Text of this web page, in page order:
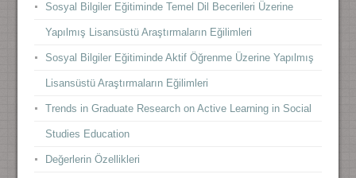
Sosyal Bilgiler Eğitiminde Temel Dil Becerileri Üzerine
Yapılmış Lisansüstü Araştırmaların Eğilimleri
Sosyal Bilgiler Eğitiminde Aktif Öğrenme Üzerine Yapılmış
Lisansüstü Araştırmaların Eğilimleri
Trends in Graduate Research on Active Learning in Social
Studies Education
Değerlerin Özellikleri